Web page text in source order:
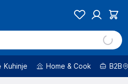
Kuhinje Home & Cook B2B